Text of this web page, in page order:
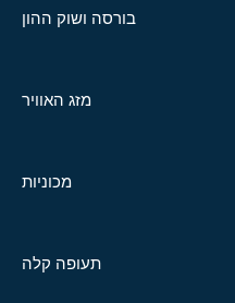
בורסה ושוק ההון
מזג האוויר
מכוניות
תעופה קלה